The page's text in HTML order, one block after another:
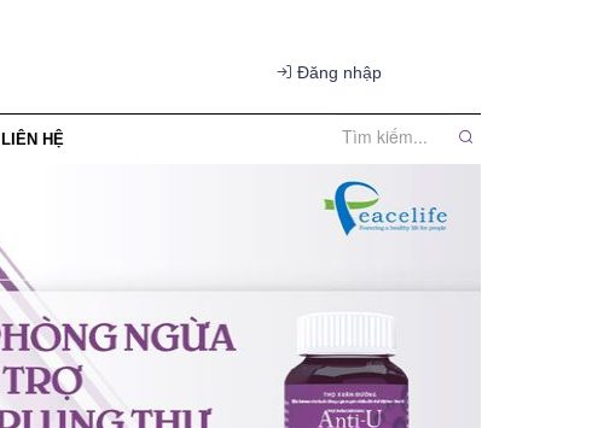
Đăng nhập
LIÊN HỆ
Thông tin đại lý
Thông tin khuyến mãi